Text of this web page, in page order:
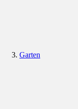
Garten